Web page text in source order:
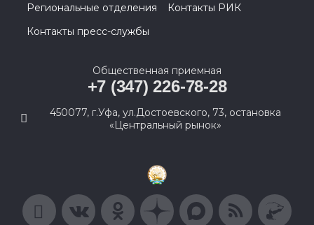
Региональные отделения
Контакты РИК
Контакты пресс-службы
Общественная приемная
+7 (347) 226-78-28
450077, г.Уфа, ул.Достоевского, 73, остановка
«Центральный рынок»